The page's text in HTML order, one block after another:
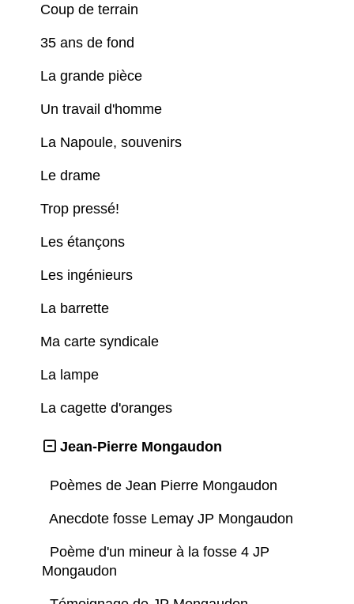
Coup de terrain
35 ans de fond
La grande pièce
Un travail d'homme
La Napoule, souvenirs
Le drame
Trop pressé!
Les étançons
Les ingénieurs
La barrette
Ma carte syndicale
La lampe
La cagette d'oranges
Jean-Pierre Mongaudon
Poèmes de Jean Pierre Mongaudon
Anecdote fosse Lemay JP Mongaudon
Poème d'un mineur à la fosse 4 JP
Mongaudon